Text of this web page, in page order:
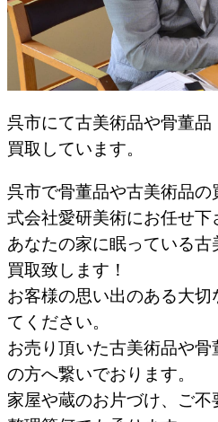
呉市にて古美術品や骨董
買取しています。
呉市で骨董品や古美術品
式会社愛研美術にお任せ下
あなたの家に眠っている
買取致します！
お客様の思い出のある大
てください。
お売り頂いた古美術品や
の方へ繋いでおります。
家屋や蔵のお片づけ、ご